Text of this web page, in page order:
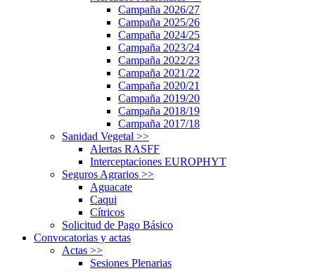
Campaña 2026/27
Campaña 2025/26
Campaña 2024/25
Campaña 2023/24
Campaña 2022/23
Campaña 2021/22
Campaña 2020/21
Campaña 2019/20
Campaña 2018/19
Campaña 2017/18
Sanidad Vegetal >>
Alertas RASFF
Interceptaciones EUROPHYT
Seguros Agrarios >>
Aguacate
Caqui
Cítricos
Solicitud de Pago Básico
Convocatorias y actas
Actas >>
Sesiones Plenarias